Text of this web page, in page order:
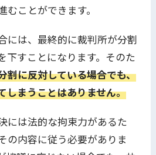
むことができます。
には、最終的に裁判所が分割
下すことになります。そのた
割に反対している場合でも、
しまうことはありません。
には法的な拘束力があるた
の内容に従う必要がありま